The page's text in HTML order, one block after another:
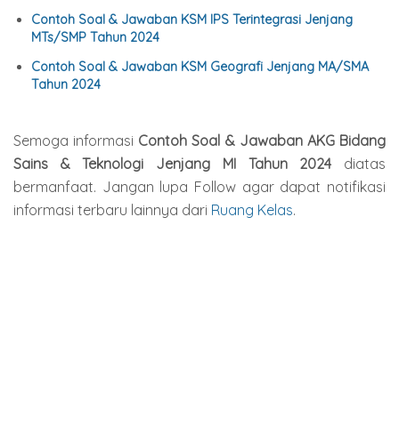
Contoh Soal & Jawaban KSM IPS Terintegrasi Jenjang
MTs/SMP Tahun 2024
Contoh Soal & Jawaban KSM Geografi Jenjang MA/SMA
Tahun 2024
Semoga informasi Contoh Soal & Jawaban AKG Bidang
Sains & Teknologi Jenjang MI Tahun 2024 diatas
bermanfaat. Jangan lupa Follow agar dapat notifikasi
informasi terbaru lainnya dari Ruang Kelas.